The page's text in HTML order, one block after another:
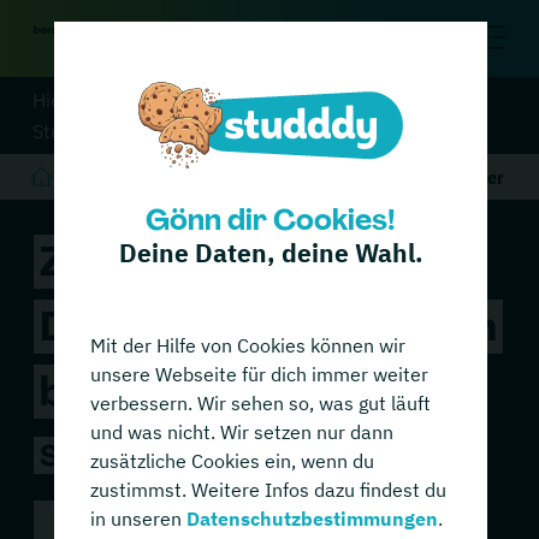
Hier zur Übersicht aller
Studiengängeauf unserem Portal
Gönn dir Cookies!
Deine Daten, deine Wahl.
Mit der Hilfe von Cookies können wir
unsere Webseite für dich immer weiter
verbessern. Wir sehen so, was gut läuft
und was nicht. Wir setzen nur dann
zusätzliche Cookies ein, wenn du
zustimmst. Weitere Infos dazu findest du
in unseren Datenschutzbestimmungen.
Zertifikat Debitoren-/Kreditorenbuchhalter
Zertifikat
Debitoren-/Kreditoren
buchhalter
Steuer-Fachschule Dr. Endriss